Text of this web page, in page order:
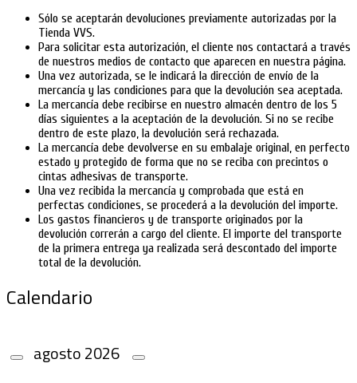
Sólo se aceptarán devoluciones previamente autorizadas por la
Tienda VVS.
Para solicitar esta autorización, el cliente nos contactará a través
de nuestros medios de contacto que aparecen en nuestra página.
Una vez autorizada, se le indicará la dirección de envío de la
mercancía y las condiciones para que la devolución sea aceptada.
La mercancía debe recibirse en nuestro almacén dentro de los 5
días siguientes a la aceptación de la devolución. Si no se recibe
dentro de este plazo, la devolución será rechazada.
La mercancía debe devolverse en su embalaje original, en perfecto
estado y protegido de forma que no se reciba con precintos o
cintas adhesivas de transporte.
Una vez recibida la mercancía y comprobada que está en
perfectas condiciones, se procederá a la devolución del importe.
Los gastos financieros y de transporte originados por la
devolución correrán a cargo del cliente. El importe del transporte
de la primera entrega ya realizada será descontado del importe
total de la devolución.
Calendario
agosto2026